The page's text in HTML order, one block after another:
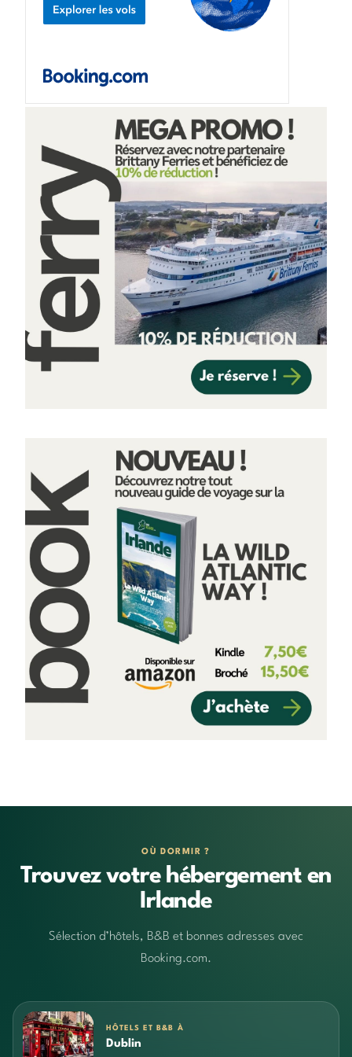
OÙ DORMIR ?
Trouvez votre hébergement en
Irlande
Sélection d’hôtels, B&B et bonnes adresses avec
Booking.com.
HÔTELS ET B&B À
Dublin